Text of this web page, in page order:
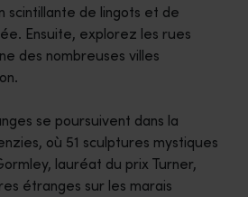
scintillante de lingots et de
Ensuite, explorez les rues
des nombreuses villes
se poursuivent dans la
où 51 sculptures mystiques
lauréat du prix Turner,
étranges sur les marais